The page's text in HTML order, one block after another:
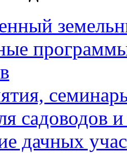
садоводов
дачных